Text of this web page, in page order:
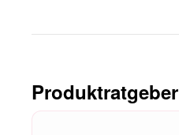
Produktratgeber